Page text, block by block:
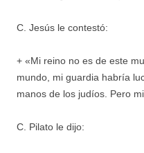
C. Jesús le contestó:
+ «Mi reino no es de este
mundo, mi guardia habría
manos de los judíos. Pero
C. Pilato le dijo: